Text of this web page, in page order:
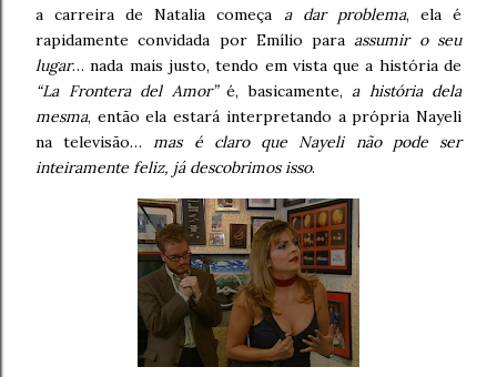
a carreira de Natalia começa a dar problema, ela é
rapidamente convidada por Emílio paraassumir o seu
lugar… nada mais justo, tendo em vista que a história de
“La Frontera del Amor”é, basicamente, a história dela
mesma, então ela estará interpretando a própria Nayeli
na televisão…mas é claro que Nayeli não pode ser
inteiramente feliz, já descobrimos isso.